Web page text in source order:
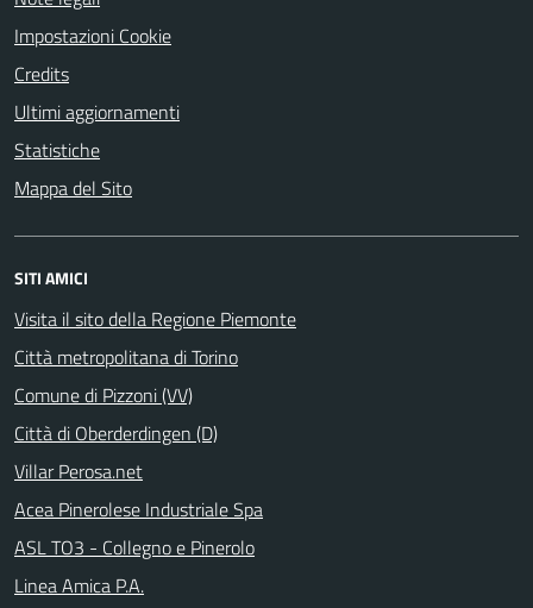
Impostazioni Cookie
Credits
Ultimi aggiornamenti
Statistiche
Mappa del Sito
SITI AMICI
Visita il sito della Regione Piemonte
Città metropolitana di Torino
Comune di Pizzoni (VV)
Città di Oberderdingen (D)
Villar Perosa.net
Acea Pinerolese Industriale Spa
ASL TO3 - Collegno e Pinerolo
Linea Amica P.A.